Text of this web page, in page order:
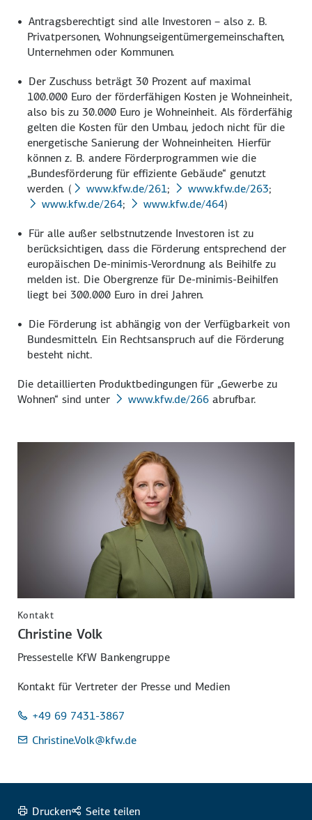
Antragsberechtigt sind alle Investoren – also z. B.
Privatpersonen, Wohnungseigentümergemeinschaften,
Unternehmen oder Kommunen.
Der Zuschuss beträgt 30 Prozent auf maximal
100.000 Euro der förderfähigen Kosten je Wohneinheit,
also bis zu 30.000 Euro je Wohneinheit. Als förderfähig
gelten die Kosten für den Umbau, jedoch nicht für die
energetische Sanierung der Wohneinheiten. Hierfür
können z. B. andere Förderprogrammen wie die
„Bundesförderung für effiziente Gebäude“ genutzt
werden. (
www.kfw.de/261; www.kfw.de/263;
www.kfw.de/264; www.kfw.de/464)
Für alle außer selbstnutzende Investoren ist zu
berücksichtigen, dass die Förderung entsprechend der
europäischen De-minimis-Verordnung als Beihilfe zu
melden ist. Die Obergrenze für De-minimis-Beihilfen
liegt bei 300.000 Euro in drei Jahren.
Die Förderung ist abhängig von der Verfügbarkeit von
Bundesmitteln. Ein Rechtsanspruch auf die Förderung
besteht nicht.
Die detaillierten Produktbedingungen für „Gewerbe zu
Wohnen“ sind unter
www.kfw.de/266 abrufbar.
Kontakt
Christine Volk
Pressestelle KfW Bankengruppe
Kontakt für Vertreter der Presse und Medien
+49 69 7431-3867
Christine.Volk@kfw.de
Drucken Seite teilen